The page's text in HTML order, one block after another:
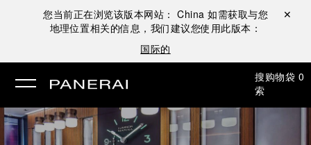
您当前正在浏览该版本网站： China 如需获取与您
地理位置相关的信息，我们建议您使用此版本：
国际的
关闭 ✕
搜
索
购物袋 0